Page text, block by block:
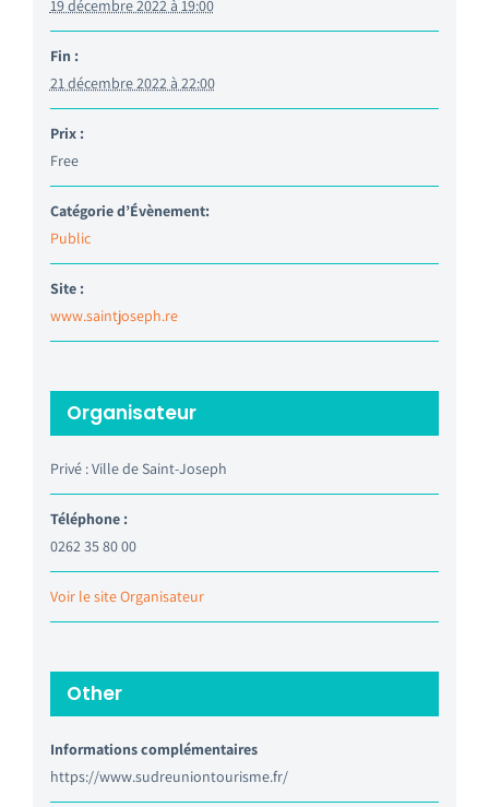
19 décembre 2022 à 19:00
Fin :
21 décembre 2022 à 22:00
Prix :
Free
Catégorie d’Évènement:
Public
Site :
www.saintjoseph.re
Organisateur
Privé : Ville de Saint-Joseph
Téléphone :
0262 35 80 00
Voir le site Organisateur
Other
Informations complémentaires
https://www.sudreuniontourisme.fr/